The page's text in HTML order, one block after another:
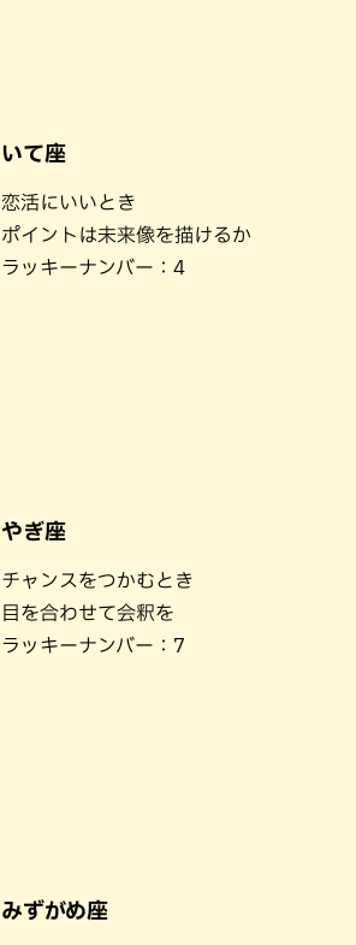
いて座
恋活にいいとき
ポイントは未来像を描けるか
ラッキーナンバー：4
やぎ座
チャンスをつかむとき
目を合わせて会釈を
ラッキーナンバー：7
みずがめ座